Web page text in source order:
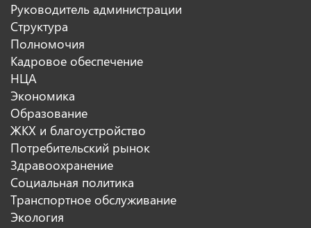
Руководитель администрации
Структура
Полномочия
Кадровое обеспечение
НЦА
Экономика
Образование
ЖКХ и благоустройство
Потребительский рынок
Здравоохранение
Социальная политика
Транспортное обслуживание
Экология